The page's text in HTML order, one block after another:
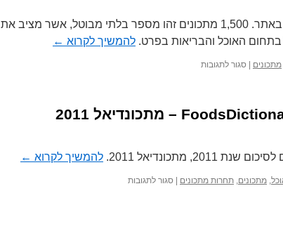
היום חצינו את רף ה-1,500 מתכונים באתר. 1,500 מתכונים זהו מספר בלתי מבוטל, אשר מציב את
להמשיך לקרוא ←
מתכונים סגור לתגובותעל
באתר
מתכונדיאל 2011. להמשיך לקרוא ←
, מתכונים, תחרות מתכונים סגור לתגובותעל